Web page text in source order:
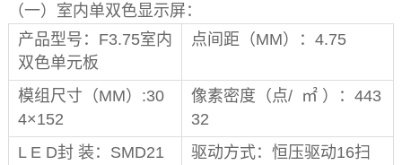
（一）室内单双色显示屏：
产品型号：F3.75室内
双色单元板
点间距（MM）：4.75
模组尺寸（MM）:30
4×152
像素密度（点/ ㎡ ）：443
32
L E D封 装：SMD21
驱动方式：恒压驱动16扫